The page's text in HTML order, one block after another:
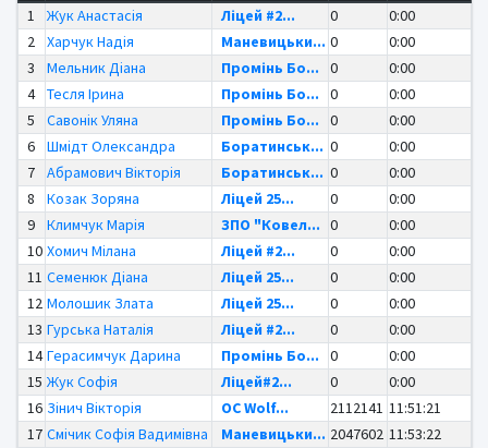
1
Жук Анастасія Ліцей #2... 0
0:00
2
Харчук Надія Маневицьки... 0
0:00
3
Мельник Діана Промінь Бо... 0
0:00
4
Тесля Ірина Промінь Бо... 0
0:00
5
Савонік Уляна Промінь Бо... 0
0:00
6
Шмідт Олександра Боратинськ... 0
0:00
7
Абрамович Вікторія Боратинськ... 0
0:00
8
Козак Зоряна Ліцей 25... 0
0:00
9
Климчук Марія ЗПО "Ковел... 0
0:00
10 Хомич Мілана Ліцей #2... 0
0:00
11 Семенюк Діана Ліцей 25... 0
0:00
12 Молошик Злата Ліцей 25... 0
0:00
13 Гурська Наталія Ліцей #2... 0
0:00
14 Герасимчук Дарина Промінь Бо... 0
0:00
15 Жук Софія Ліцей#2... 0
0:00
16 Зінич Вікторія OC Wolf... 2112141 11:51:21
17 Смічик Софія Вадимівна Маневицьки... 2047602 11:53:22